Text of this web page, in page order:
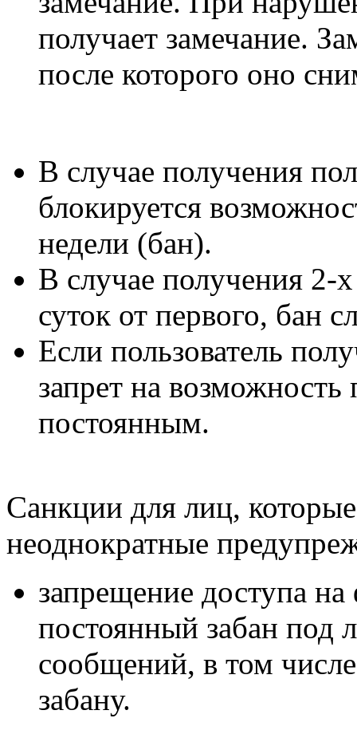
получает замечание.
после которого оно
В случае получения
блокируется
недели (бан).
В случае получения 2-
суток от первого, бан
Если пользователь
запрет на возможность
постоянным.
Санкции для лиц,
неоднократные
запрещение доступа
постоянный забан под
сообщений, в том
забану.